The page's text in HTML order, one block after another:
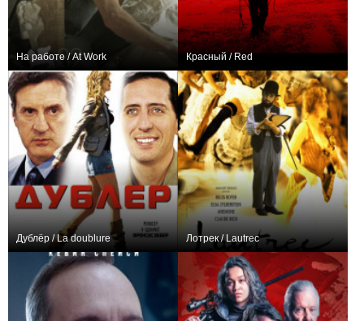
На работе / At Work Красный / Red
Дублёр / La doublure Лотрек / Lautrec